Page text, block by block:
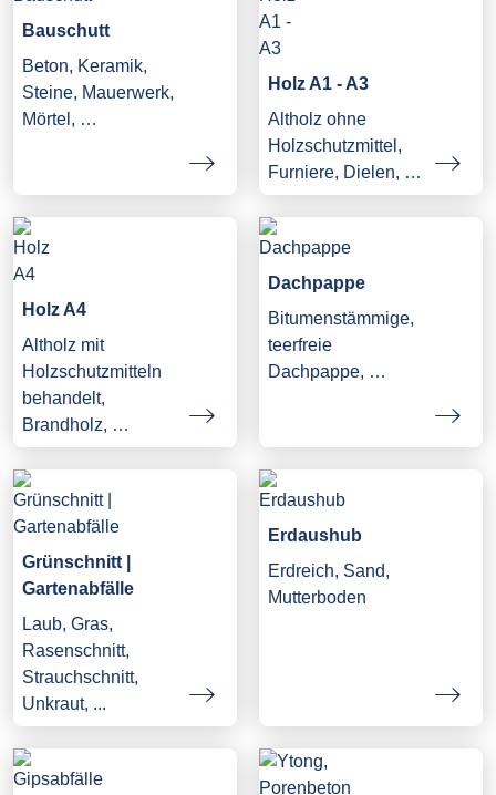
Bauschutt
Beton, Keramik,
Steine, Mauerwerk,
Mörtel, …
Holz A1 - A3
Altholz ohne
Holzschutzmittel,
Furniere, Dielen, …
Holz A4
Altholz mit
Holzschutzmitteln
behandelt,
Brandholz, …
Dachpappe
Bitumenstämmige,
teerfreie
Dachpappe, …
Grünschnitt |
Gartenabfälle
Laub, Gras,
Rasenschnitt,
Strauchschnitt,
Unkraut, ...
Erdaushub
Erdreich, Sand,
Mutterboden